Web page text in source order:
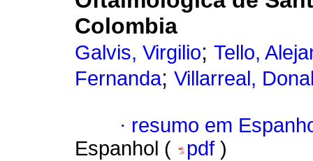
Colombia
Galvis, Virgilio; Tello,
Fernanda; Villarreal,
· resumo em
Espanhol (
pdf )